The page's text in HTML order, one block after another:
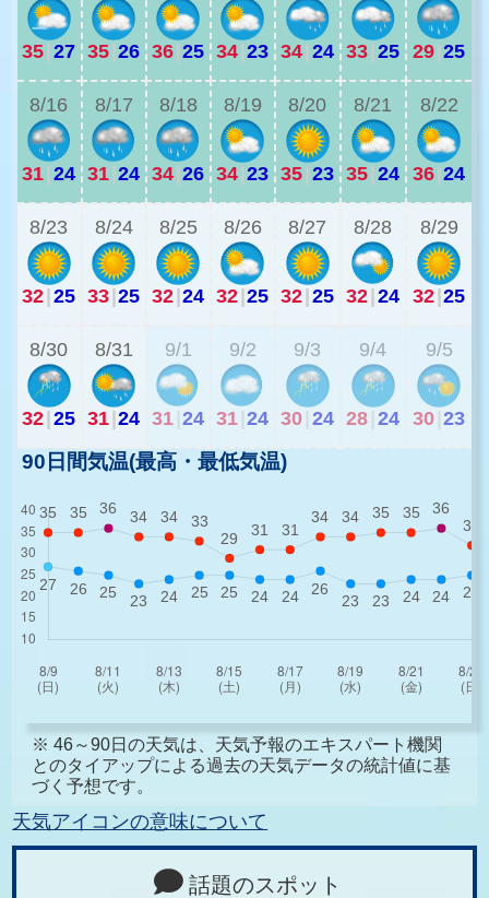
35|27 35|26 36|25 34|23 34|24 33|25 29|25
8/16
31|24
8/17
31|24
8/18
34|26
8/19
34|23
8/20
35|23
8/21
35|24
8/22
36|24
8/23
32|25
8/24
33|25
8/25
32|24
8/26
32|25
8/27
32|25
8/28
32|24
8/29
32|25
8/30
32|25
8/31
31|24
9/1
31 24
9/2
31 24
9/3
30 24
9/4
28 24
9/5
30 23
90日間気温(最高・最低気温)
※ 46～90日の天気は、天気予報のエキスパート機関
とのタイアップによる過去の天気データの統計値に基
づく予想です。
天気アイコンの意味について
話題のスポット